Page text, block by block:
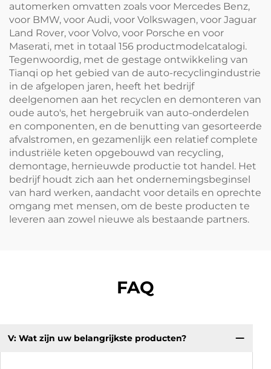
automerken omvatten zoals voor Mercedes Benz,
voor BMW, voor Audi, voor Volkswagen, voor Jaguar
Land Rover, voor Volvo, voor Porsche en voor
Maserati, met in totaal 156 productmodelcatalogi.
Tegenwoordig, met de gestage ontwikkeling van
Tianqi op het gebied van de auto-recyclingindustrie
in de afgelopen jaren, heeft het bedrijf
deelgenomen aan het recyclen en demonteren van
oude auto's, het hergebruik van auto-onderdelen
en componenten, en de benutting van gesorteerde
afvalstromen, en gezamenlijk een relatief complete
industriële keten opgebouwd van recycling,
demontage, hernieuwde productie tot handel. Het
bedrijf houdt zich aan het ondernemingsbeginsel
van hard werken, aandacht voor details en oprechte
omgang met mensen, om de beste producten te
leveren aan zowel nieuwe als bestaande partners.
FAQ
V: Wat zijn uw belangrijkste producten?